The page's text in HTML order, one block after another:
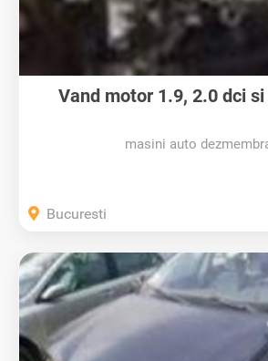
Vand motor 1.9, 2.0 dci
masini auto
Bucuresti